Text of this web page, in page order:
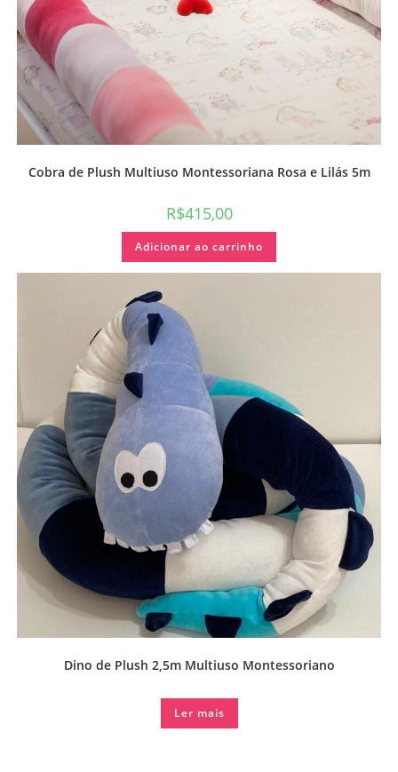
Cobra de Plush Multiuso Montessoriana Rosa e Lilás 5m
R$415,00
Adicionar ao carrinho
Dino de Plush 2,5m Multiuso Montessoriano
Ler mais